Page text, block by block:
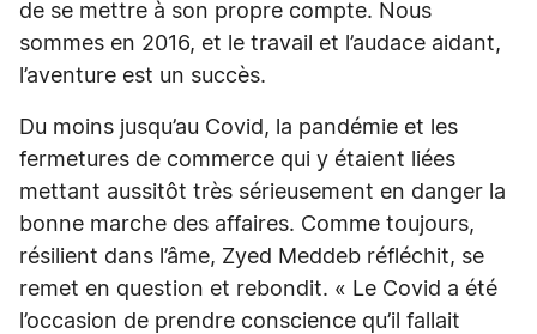
de se mettre à son propre compte. Nous
sommes en 2016, et le travail et l’audace aidant,
l’aventure est un succès.
Du moins jusqu’au Covid, la pandémie et les
fermetures de commerce qui y étaient liées
mettant aussitôt très sérieusement en danger la
bonne marche des affaires. Comme toujours,
résilient dans l’âme, Zyed Meddeb réfléchit, se
remet en question et rebondit. « Le Covid a été
l’occasion de prendre conscience qu’il fallait